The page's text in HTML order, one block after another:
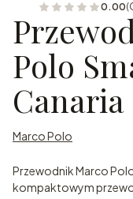
0.00
Polo
Canaria
Marco Polo
Przewodnik Marco
kompaktowym